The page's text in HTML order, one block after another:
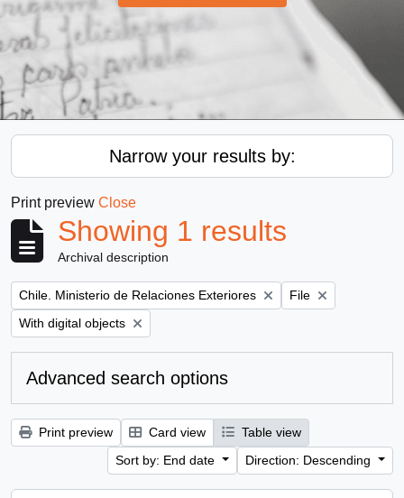
Narrow your results by:
Print preview Close
Showing 1 results
Archival description
Remove filter:
Chile. Ministerio de Relaciones Exteriores Remove filter:
File
Remove filter:
With digital objects
Advanced search options
Print preview Card view
Table view
Sort by: End date
Direction: Descending